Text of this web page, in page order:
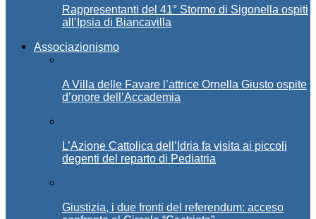
Rappresentanti del 41° Stormo di Sigonella ospiti
all’Ipsia di Biancavilla
Associazionismo
A Villa delle Favare l’attrice Ornella Giusto ospite
d’onore dell’Accademia
L’Azione Cattolica dell’Idria fa visita ai piccoli
degenti del reparto di Pediatria
Giustizia, i due fronti del referendum: acceso